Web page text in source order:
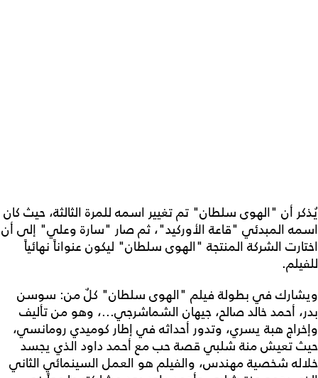
يُذكر أن "الهوى سلطان" تم تغيير اسمه للمرة الثالثة، حيث كان
اسمه المبدئي "قاعة الأوركيد"، ثم صار "سارة وعلي" إلى أن
اختارت الشركة المنتجة "الهوى سلطان" ليكون عنواناً نهائياً
للفيلم.
ويشارك في بطولة فيلم "الهوى سلطان" كلٌ من: سوسن
بدر، أحمد خالد صالح، جيهان الشماشرجي...، وهو من تأليف
وإخراج هبة يسري، وتدور أحداثه في إطار كوميدي رومانسي،
حيث تعيش منة شلبي قصة حب مع أحمد داود الذي يجسد
خلاله شخصية مهندس، والفيلم هو العمل السينمائي الثاني